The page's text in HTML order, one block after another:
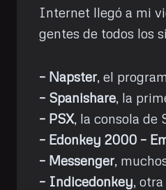
Internet llegó a mi
gentes de todos los
– Napster, el
– Spanishare, la
– PSX, la consola de
– Edonkey 2000 –
– Messenger,
– Indicedonkey,